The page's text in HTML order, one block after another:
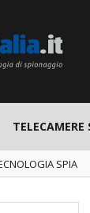
TELECAMERE
SPIA